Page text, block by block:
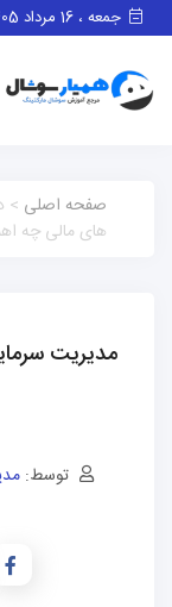
جمعه ، 16 مرداد 1405
صفحه اصلی >
های مالی چه
مدیریت
توسط: